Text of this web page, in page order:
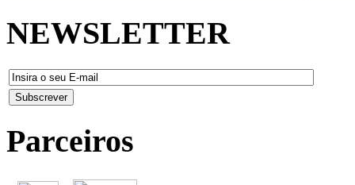
NEWSLETTER
Parceiros